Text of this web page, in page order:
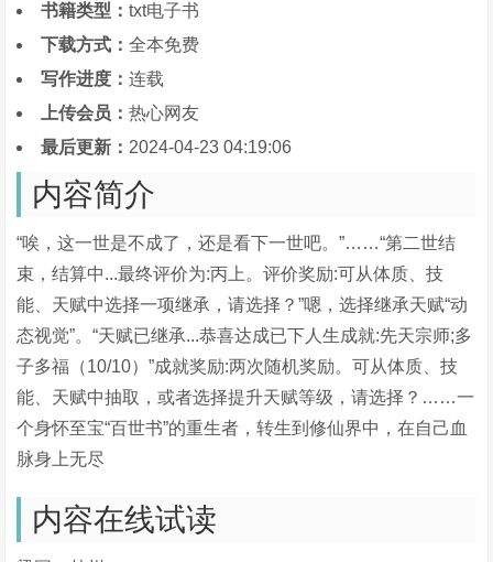
书籍类型：txt电子书
下载方式：全本免费
写作进度：连载
上传会员：热心网友
最后更新： 2024-04-23 04:19:06
内容简介
“唉，这一世是不成了，还是看下一世吧。”……“第二世结
束，结算中...最终评价为:丙上。评价奖励:可从体质、技
能、天赋中选择一项继承，请选择？”嗯，选择继承天赋“动
态视觉”。“天赋已继承...恭喜达成已下人生成就:先天宗师;多
子多福（10/10）”成就奖励:两次随机奖励。可从体质、技
能、天赋中抽取，或者选择提升天赋等级，请选择？……一
个身怀至宝“百世书”的重生者，转生到修仙界中，在自己血
脉身上无尽
内容在线试读